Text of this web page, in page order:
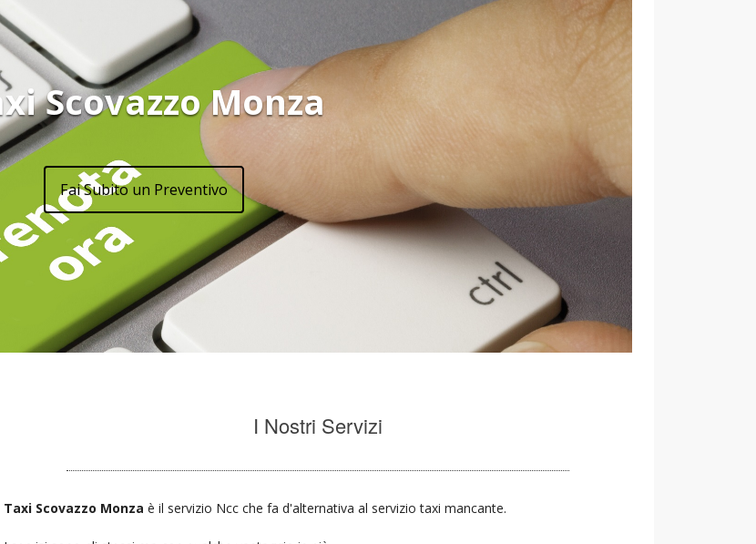
Scovazzo Monza
Fai Subito un Preventivo
I Nostri Servizi
Taxi Scovazzo Monza è il servizio Ncc che fa d'alternativa al servizio taxi mancante.